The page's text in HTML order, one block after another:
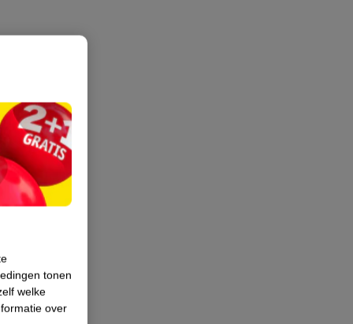
tonen
welke
over